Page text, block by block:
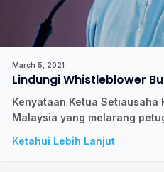
March 5, 2021
Lindungi Whistleblower
Kenyataan Ketua Setiausaha
Malaysia yang melarang
Ketahui Lebih Lanjut